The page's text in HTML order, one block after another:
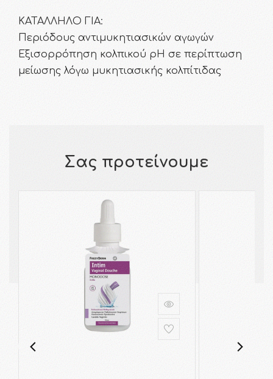
ΚΑΤΑΛΛΗΛΟ ΓΙΑ:
Περιόδους αντιμυκητιασικών αγωγών
Εξισορρόπηση κολπικού pH σε περίπτωση
μείωσης λόγω μυκητιασικής κολπίτιδας
Σας προτείνουμε